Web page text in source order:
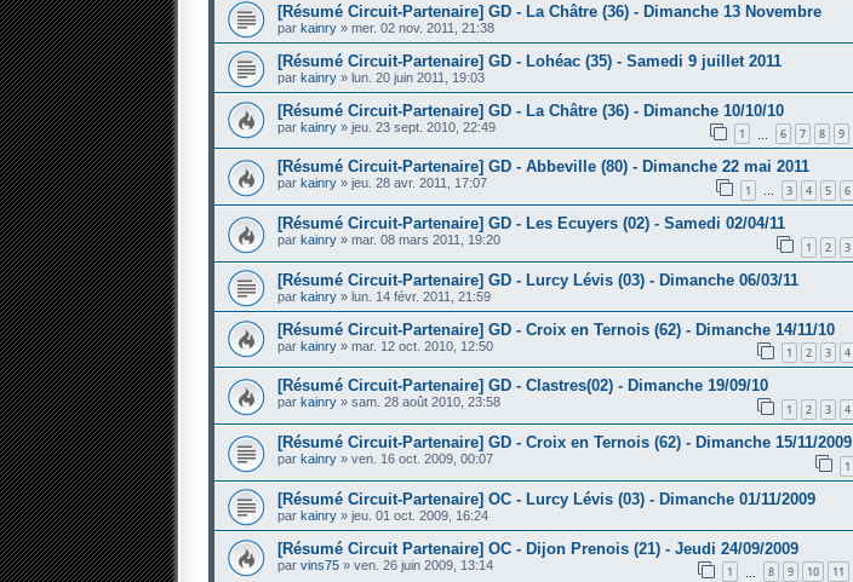
[Résumé Circuit-Partenaire] GD - La Châtre (36) - Dimanche 13 Novembre
par kainry » mer. 02 nov. 2011, 21:38
[Résumé Circuit-Partenaire] GD - Lohéac (35) - Samedi 9 juillet 2011
par kainry » lun. 20 juin 2011, 19:03
[Résumé Circuit-Partenaire] GD - La Châtre (36) - Dimanche 10/10/10
par kainry » jeu. 23 sept. 2010, 22:49 1 6 7 8 9
[Résumé Circuit-Partenaire] GD - Abbeville (80) - Dimanche 22 mai 2011
par kainry » jeu. 28 avr. 2011, 17:07 1 … 3 4 5 6
[Résumé Circuit-Partenaire] GD - Les Ecuyers (02) - Samedi 02/04/11
par kainry » mar. 08 mars 2011, 19:20 1 2 3
[Résumé Circuit-Partenaire] GD - Lurcy Lévis (03) - Dimanche 06/03/11
par kainry » lun. 14 févr. 2011, 21:59
[Résumé Circuit-Partenaire] GD - Croix en Ternois (62) - Dimanche 14/11/10
par kainry » mar. 12 oct. 2010, 12:50 1 2 3 4
[Résumé Circuit-Partenaire] GD - Clastres(02) - Dimanche 19/09/10
par kainry » sam. 28 août 2010, 23:58 1 2 3 4
[Résumé Circuit-Partenaire] GD - Croix en Ternois (62) - Dimanche 15/11/2009
par kainry » ven. 16 oct. 2009, 00:07 1
[Résumé Circuit-Partenaire] OC - Lurcy Lévis (03) - Dimanche 01/11/2009
par kainry » jeu. 01 oct. 2009, 16:24
[Résumé Circuit Partenaire] OC - Dijon Prenois (21) - Jeudi 24/09/2009
par vins75 » ven. 26 juin 2009, 13:14 1 8 9 10 11